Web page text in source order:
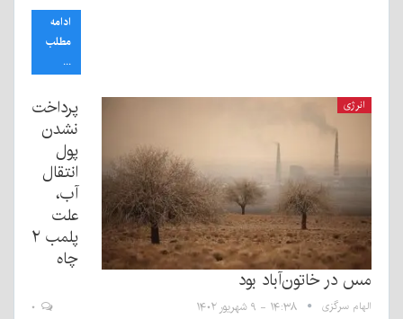
ادامه
مطلب
...
انرژی
پرداخت
نشدن
پول
انتقال
آب،
علت
پلمب ۲
چاه
مس در خاتون‌آباد بود
الهام سرگزی ۱۴:۳۸ - ۹ شهریور ۱۴۰۲